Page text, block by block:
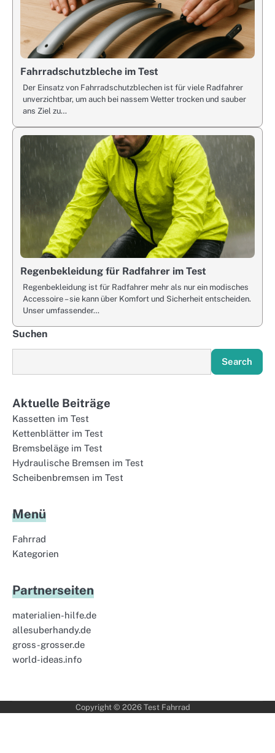
Fahrradschutzbleche im Test
Der Einsatz von Fahrradschutzblechen ist für viele Radfahrer
unverzichtbar, um auch bei nassem Wetter trocken und sauber
ans Ziel zu…
Regenbekleidung für Radfahrer im Test
Regenbekleidung ist für Radfahrer mehr als nur ein modisches
Accessoire – sie kann über Komfort und Sicherheit entscheiden.
Unser umfassender…
Suchen
Search
Aktuelle Beiträge
Kassetten im Test
Kettenblätter im Test
Bremsbeläge im Test
Hydraulische Bremsen im Test
Scheibenbremsen im Test
Menü
Fahrrad
Kategorien
Partnerseiten
materialien-hilfe.de
allesuberhandy.de
gross-grosser.de
world-ideas.info
Copyright © 2026 Test Fahrrad